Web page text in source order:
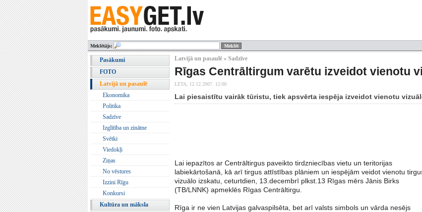
Meklētājs:
Pasākumi
FOTO
Latvijā un pasaulē
Ekonomika
Politika
Sadzīve
Izglītība un zinātne
Svētki
Viedokļi
Ziņas
No vēstures
Izzini Rīgu
Konkursi
Kultūra un māksla
Latvijā un pasaulē » Sadzīve
Rīgas Centrāltirgum varētu izveidot vienotu
LETA, 12.12.2007. 12:00
Lai piesaistītu vairāk tūristu, tiek apsvērta iespēja izveidot vienotu
Lai iepazītos ar Centrāltirgus paveikto tirdzniecības vietu un teritorijas
labiekārtošanā, kā arī tirgus attīstības plāniem un iespējām veidot vienotu
vizuālo izskatu, ceturtdien, 13.decembrī plkst.13 Rīgas mērs Jānis Birks
(TB/LNNK) apmeklēs Rīgas Centrāltirgu.
Rīga ir ne vien Latvijas galvaspilsēta, bet arī valsts simbols un vārda nesējs